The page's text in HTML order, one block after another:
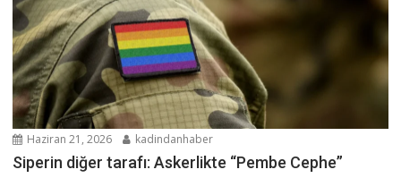
Haziran 21, 2026 kadindanhaber
Siperin diğer tarafı: Askerlikte “Pembe Cephe”